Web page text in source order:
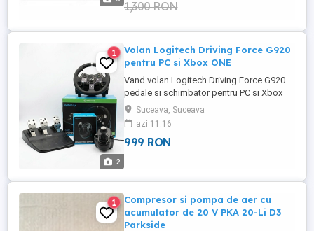
lumina pe perete in culorile imaginii si
1,300 RON
2
1
Volan Logitech Driving Force G920
pentru PC si Xbox ONE
Vand volan Logitech Driving Force G920
pedale si schimbator pentru PC si Xbox
ONE. Stare foarte buna, ca nou, in cutiile
originale. (folosit ocazional) Pret fix, nu
deranjati inutil.
Suceava, Suceava
azi 11:16
999 RON
1
Compresor si pompa de aer cu
acumulator de 20 V PKA 20-Li D3
Parkside